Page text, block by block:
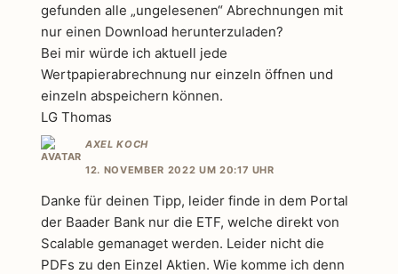
gefunden alle „ungelesenen“ Abrechnungen mit
nur einen Download herunterzuladen?
Bei mir würde ich aktuell jede
Wertpapierabrechnung nur einzeln öffnen und
einzeln abspeichern können.
LG Thomas
AXEL KOCH
12. NOVEMBER 2022 UM 20:17 UHR
Danke für deinen Tipp, leider finde in dem Portal
der Baader Bank nur die ETF, welche direkt von
Scalable gemanaget werden. Leider nicht die
PDFs zu den Einzel Aktien. Wie komme ich denn